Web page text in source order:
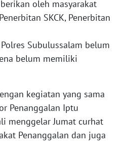
oleh masyarakat
SKCK, Penerbitan
Subulussalam belum
belum memiliki
kegiatan yang sama
Penanggalan Iptu
menggelar Jumat curhat
Penanggalan dan juga